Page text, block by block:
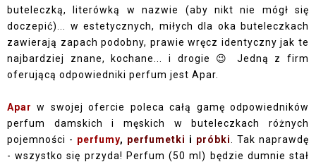
buteleczką, literówką w nazwie (aby nikt nie mógł się
doczepić)... w estetycznych, miłych dla oka buteleczkach
zawierają zapach podobny, prawie wręcz identyczny jak te
najbardziej znane, kochane... i drogie 😉 Jedną z firm
oferującą odpowiedniki perfum jest Apar.
Apar w swojej ofercie poleca całą gamę odpowiedników
perfum damskich i męskich w buteleczkach różnych
pojemności - perfumy, perfumetki i próbki
. Tak naprawdę
- wszystko się przyda! Perfum (50 ml) będzie dumnie stał